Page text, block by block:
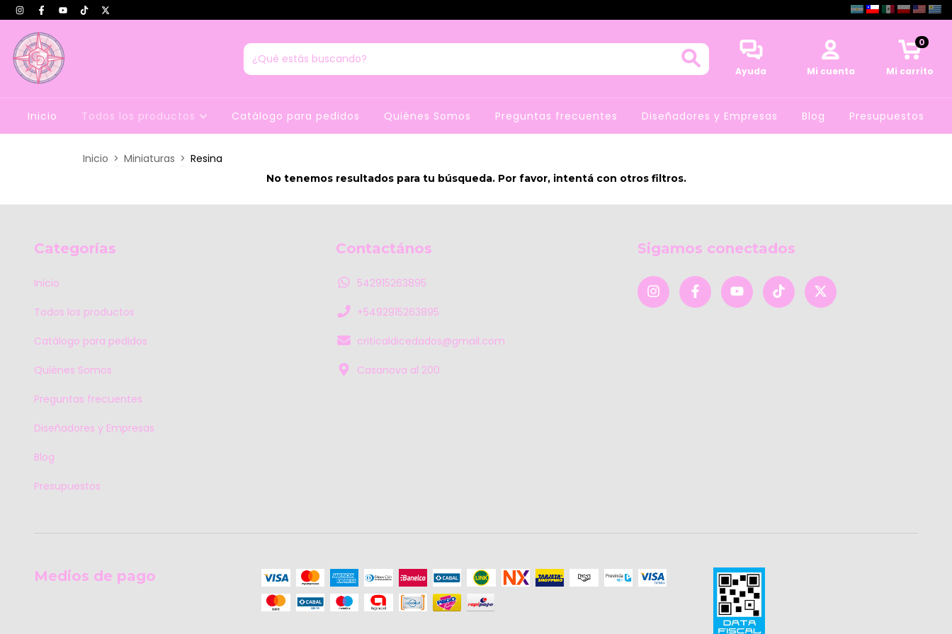
Ayuda Mi cuenta Mi carrito
0
Inicio Todos los productos Catálogo para pedidos Quiénes Somos Preguntas frecuentes Diseñadores y Empresas Blog Presupuestos
Inicio > Miniaturas > Resina
No tenemos resultados para tu búsqueda. Por favor, intentá con otros filtros.
Categorías
Inicio
Todos los productos
Catálogo para pedidos
Quiénes Somos
Preguntas frecuentes
Diseñadores y Empresas
Blog
Presupuestos
Contactános
542915263895
+5492915263895
criticaldicedados@gmail.com
Casanova al 200
Sigamos conectados
Medios de pago